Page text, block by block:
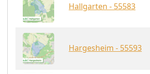
Hallgarten - 55583
Hargesheim - 55593